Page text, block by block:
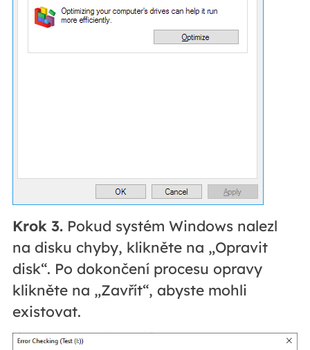
Krok 3.Pokud systém Windows nalezl
na disku chyby, klikněte na „Opravit
disk“. Po dokončení procesu opravy
klikněte na „Zavřít“, abyste mohli
existovat.